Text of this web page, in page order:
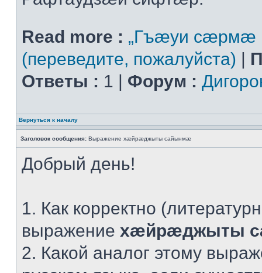
Read more : „Гъæуи сæрмæ
(переведите, пожалуйста) |
Ответы : 1 | Форум :
Вернуться к началу
Заголовок сообщения: Выражение хæйрæджыты сайынмæ
Добрый день!
1. Как корректно
выражение хæйрæджыты
2. Какой аналог этому